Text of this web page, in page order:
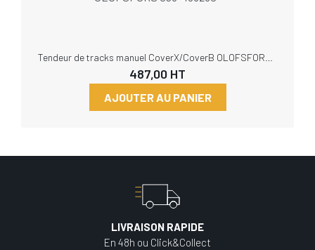
487,00 HT
AJOUTER AU PANIER
LIVRAISON RAPIDE
En 48h ou Click&Collect